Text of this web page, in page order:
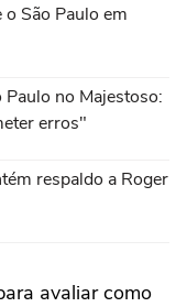
São Paulo em
no Majestoso:
erros"
respaldo a Roger
avaliar como